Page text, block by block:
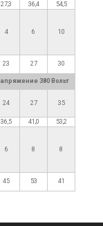
27,3 36,4
54,5
4 6 10
23 27 30
380 Вольт
24 27 35
36,5 41,0
53,2
6 8 8
45 53 41